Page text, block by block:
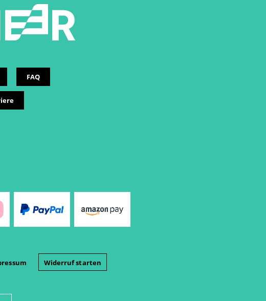
FAQ
Widerruf starten